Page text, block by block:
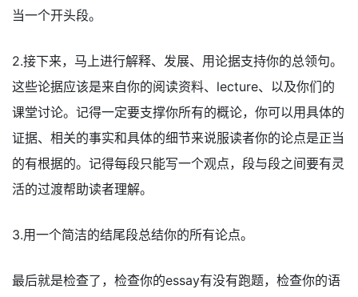
当一个开头段。
2.接下来，马上进行解释、发展、用论据支持你的总领句。
这些论据应该是来自你的阅读资料、lecture、以及你们的
课堂讨论。记得一定要支撑你所有的概论，你可以用具体的
证据、相关的事实和具体的细节来说服读者你的论点是正当
的有根据的。记得每段只能写一个观点，段与段之间要有灵
活的过渡帮助读者理解。
3.用一个简洁的结尾段总结你的所有论点。
最后就是检查了，检查你的essay有没有跑题，检查你的语